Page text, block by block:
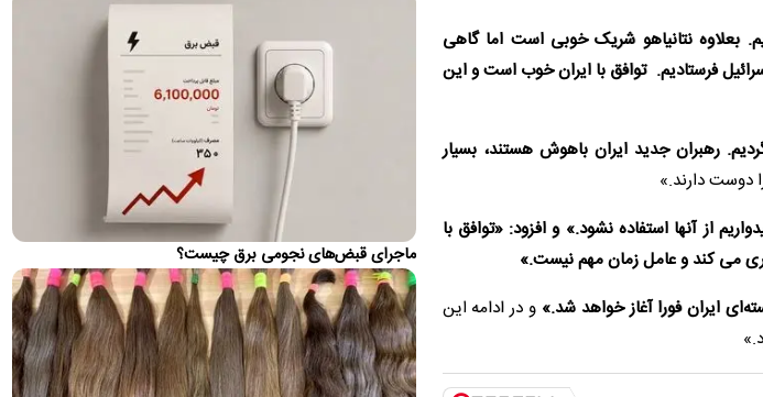
بعلاوه نتانیاهو شریک خوبی است اما گاهی
فرستادیم‌‌. توافق با ایران خوب است و این
می‌توانیم به جنگ بازگردیم‌‌. رهبران جدید ایران باهوش هستند، بسیار
دوست دارند.»
از آنها استفاده نشود‌‌.» و افزود:‌ «توافق با
می کند و عامل زمان مهم نیست‌.»
ایران فورا آغاز خواهد شد‌‌.» و در ادامه این
محمدجواد ظریف نوشت: «سیاست نژادپرستانه و تجاوزکارانه
"اسرائیل بزرگ"، ضرورت پیمان‌های دفاعی فراگیر میان کشورهای
آتش‌سوزی در یک واحد صنعتی «نصیرآباد»
سخنگوی سازمان اورژانس استان تهران از حریق در شهرک صنعتی
جزئیات آتش‌سوزی در پالایشگاه آرامکوی عربستان
وزارت انرژی عربستان سعودی وقوع آتش‌سوزی در یکی از
تأسیسات متعلق به پالایشگاه «آرامکو» در «جیزان» را تأیید کرد.
اظهارات جدید پزشکیان درباره گران شدن بنزین/
محاصره هستیم و نمی‌توانیم بنزین وارد کنیم
ماجرای قبض‌های نجومی برق چیست؟